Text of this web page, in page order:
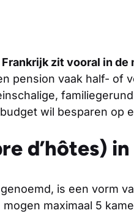
zit vooral in de
pension vaak half- of
wil besparen op
d’hôtes)
genoemd, is een vorm
maximaal 5